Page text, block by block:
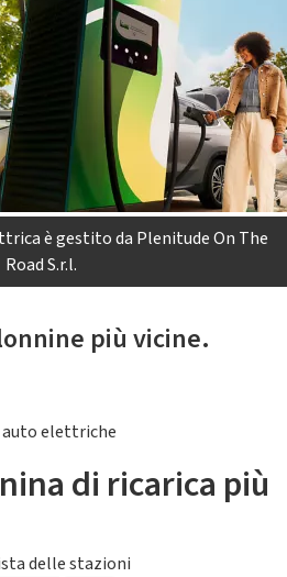
è gestito da Plenitude On The
Road S.r.l.
più vicine.
auto elettriche
di ricarica più
delle stazioni